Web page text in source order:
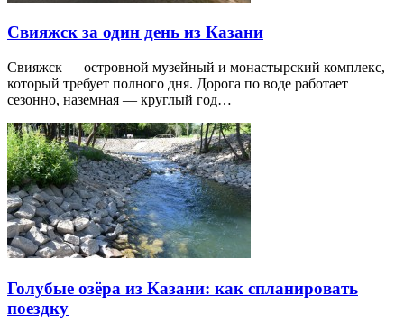
Свияжск за один день из Казани
Свияжск — островной музейный и монастырский комплекс,
который требует полного дня. Дорога по воде работает
сезонно, наземная — круглый год…
Голубые озёра из Казани: как спланировать
поездку